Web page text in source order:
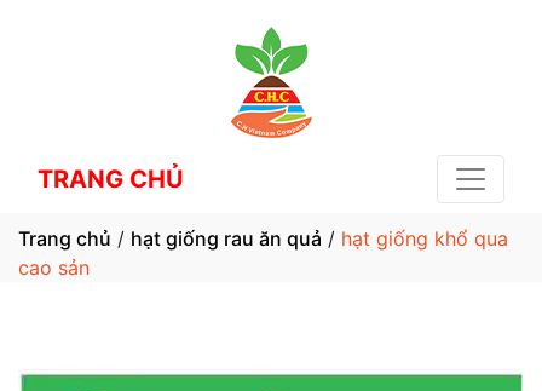
TRANG CHỦ
Trang chủ / hạt giống rau ăn quả / hạt giống khổ qua
cao sản